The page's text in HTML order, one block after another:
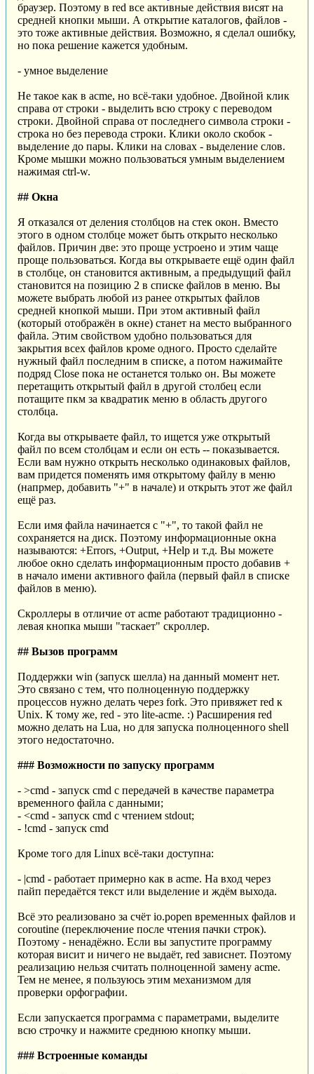
браузер. Поэтому в red все активные действия висят на
средней кнопки мыши. А открытие каталогов, файлов -
это тоже активные действия. Возможно, я сделал ошибку,
но пока решение кажется удобным.
- умное выделение
Не такое как в acme, но всё-таки удобное. Двойной клик
справа от строки - выделить всю строку с переводом
строки. Двойной справа от последнего символа строки -
строка но без перевода строки. Клики около скобок -
выделение до пары. Клики на словах - выделение слов.
Кроме мышки можно пользоваться умным выделением
нажимая ctrl-w.
## Окна
Я отказался от деления столбцов на стек окон. Вместо
этого в одном столбце может быть открыто несколько
файлов. Причин две: это проще устроено и этим чаще
проще пользоваться. Когда вы открываете ещё один файл
в столбце, он становится активным, а предыдущий файл
становится на позицию 2 в списке файлов в меню. Вы
можете выбрать любой из ранее открытых файлов
средней кнопкой мыши. При этом активный файл
(который отображён в окне) станет на место выбранного
файла. Этим свойством удобно пользоваться для
закрытия всех файлов кроме одного. Просто сделайте
нужный файл последним в списке, а потом нажимайте
подряд Close пока не останется только он. Вы можете
перетащить открытый файл в другой столбец если
потащите пкм за квадратик меню в область другого
столбца.
Когда вы открываете файл, то ищется уже открытый
файл по всем столбцам и если он есть -- показывается.
Если вам нужно открыть несколько одинаковых файлов,
вам придется поменять имя открытому файлу в меню
(напрмер, добавить "+" в начале) и открыть этот же файл
ещё раз.
Если имя файла начинается с "+", то такой файл не
сохраняется на диск. Поэтому информационные окна
называются: +Errors, +Output, +Help и т.д. Вы можете
любое окно сделать информационным просто добавив +
в начало имени активного файла (первый файл в списке
файлов в меню).
Скроллеры в отличие от acme работают традиционно -
левая кнопка мыши "таскает" скроллер.
## Вызов программ
Поддержки win (запуск шелла) на данный момент нет.
Это связано с тем, что полноценную поддержку
процессов нужно делать через fork. Это привяжет red к
Unix. К тому же, red - это lite-acme. :) Расширения red
можно делать на Lua, но для запуска полноценного shell
этого недостаточно.
### Возможности по запуску программ
- >cmd - запуск cmd с передачей в качестве параметра
временного файла с данными;
- <cmd - запуск cmd с чтением stdout;
- !cmd - запуск cmd
Кроме того для Linux всё-таки доступна:
- |cmd - работает примерно как в acme. На вход через
пайп передаётся текст или выделение и ждём выхода.
Всё это реализовано за счёт io.popen временных файлов и
coroutine (переключение после чтения пачки строк).
Поэтому - ненадёжно. Если вы запустите программу
которая висит и ничего не выдаёт, red зависнет. Поэтому
реализацию нельзя считать полноценной замену acme.
Тем не менее, я пользуюсь этим механизмом для
проверки орфографии.
Если запускается программа с параметрами, выделите
всю строчку и нажмите среднюю кнопку мыши.
### Встроенные команды